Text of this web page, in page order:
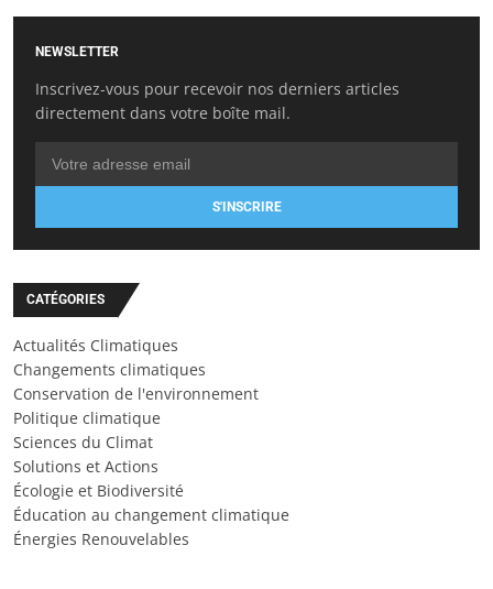
NEWSLETTER
Inscrivez-vous pour recevoir nos derniers articles
directement dans votre boîte mail.
S'INSCRIRE
CATÉGORIES
Actualités Climatiques
Changements climatiques
Conservation de l'environnement
Politique climatique
Sciences du Climat
Solutions et Actions
Écologie et Biodiversité
Éducation au changement climatique
Énergies Renouvelables